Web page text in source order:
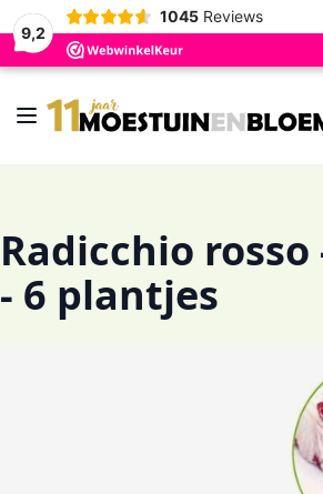
9,2
1045 Reviews
Toggle Nav
Radicchio
- 6 plantjes